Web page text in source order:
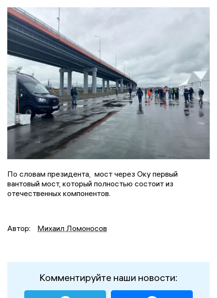
По словам президента, мост через Оку первый
вантовый мост, который полностью состоит из
отечественных компонентов.
Автор: Михаил Ломоносов
Комментируйте наши новости: